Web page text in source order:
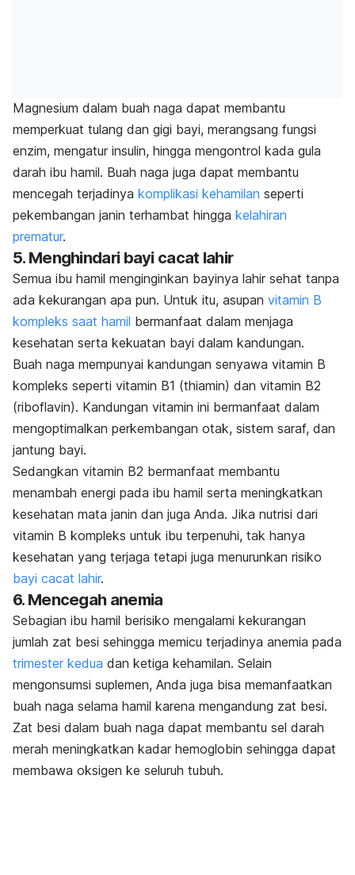
Magnesium dalam buah naga dapat membantu
memperkuat tulang dan gigi bayi, merangsang fungsi
enzim, mengatur insulin, hingga mengontrol kada gula
darah ibu hamil. Buah naga juga dapat membantu
mencegah terjadinya komplikasi kehamilan seperti
pekembangan janin terhambat hingga kelahiran
prematur.
5. Menghindari bayi cacat lahir
Semua ibu hamil menginginkan bayinya lahir sehat tanpa
ada kekurangan apa pun. Untuk itu, asupan vitamin B
kompleks saat hamil bermanfaat dalam menjaga
kesehatan serta kekuatan bayi dalam kandungan.
Buah naga mempunyai kandungan senyawa vitamin B
kompleks seperti vitamin B1 (thiamin) dan vitamin B2
(riboflavin). Kandungan vitamin ini bermanfaat dalam
mengoptimalkan perkembangan otak, sistem saraf, dan
jantung bayi.
Sedangkan vitamin B2 bermanfaat membantu
menambah energi pada ibu hamil serta meningkatkan
kesehatan mata janin dan juga Anda. Jika nutrisi dari
vitamin B kompleks untuk ibu terpenuhi, tak hanya
kesehatan yang terjaga tetapi juga menurunkan risiko
bayi cacat lahir.
6. Mencegah anemia
Sebagian ibu hamil berisiko mengalami kekurangan
jumlah zat besi sehingga memicu terjadinya anemia pada
trimester kedua dan ketiga kehamilan. Selain
mengonsumsi suplemen, Anda juga bisa memanfaatkan
buah naga selama hamil karena mengandung zat besi.
Zat besi dalam buah naga dapat membantu sel darah
merah meningkatkan kadar hemoglobin sehingga dapat
membawa oksigen ke seluruh tubuh.